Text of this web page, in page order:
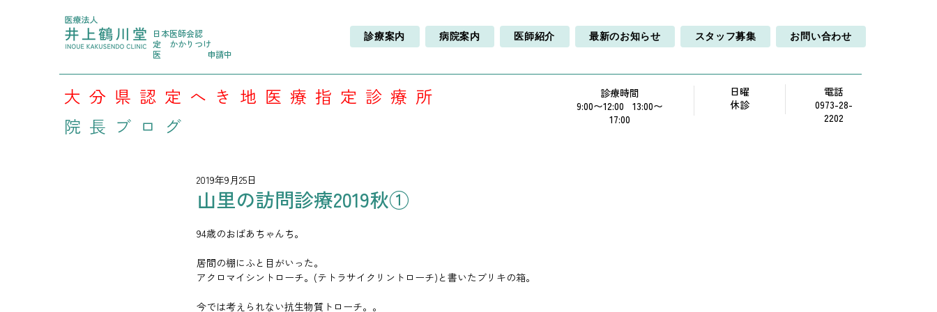
日本医師会認
定 かかりつけ
医
申請中
診療案内 病院案内 医師紹介 最新のお知らせ スタッフ募集 お問い合わせ
大分県認定へき地医療指定診療所
院長ブログ
診療時間
9:00〜12:00 13:00〜
17:00
日曜
休診
電話
0973-28-
2202
山里の訪問診療2019秋①
2019年9月25日
94歳のおばあちゃんち。
居間の棚にふと目がいった。
アクロマイシントローチ。(テトラサイクリントローチ)と書いたブリキの箱。
今では考えられない抗生物質トローチ。。